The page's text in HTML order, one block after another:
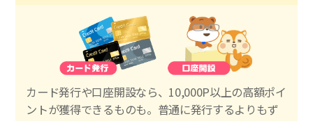
カード発行や口座開設なら、10,000P以上の高額ポイ
ントが獲得できるものも。普通に発行するよりもず